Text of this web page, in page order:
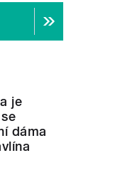
je
dáma